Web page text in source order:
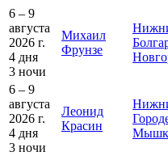
6 – 9
августа
2026 г.
4 дня
3 ночи
Михаил
Фрунзе
6 – 9
августа
2026 г.
4 дня
3 ночи
Леонид
Красин